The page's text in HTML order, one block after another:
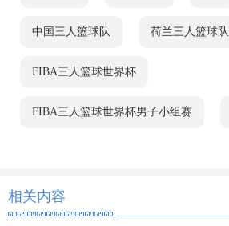
中国三人篮球队 荷兰三人篮球队
FIBA三人篮球世界杯
FIBA三人篮球世界杯男子小组赛
相关内容